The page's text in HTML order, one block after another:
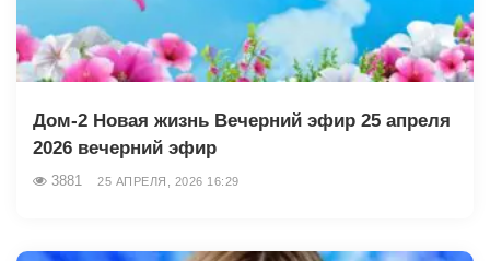
Дом-2 Новая жизнь Вечерний эфир 25 апреля
2026 вечерний эфир
3881 25 АПРЕЛЯ, 2026 16:29